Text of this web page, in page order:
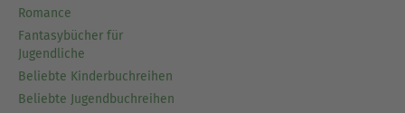
Romance
Fantasybücher für
Jugendliche
Beliebte Kinderbuchreihen
Beliebte Jugendbuchreihen